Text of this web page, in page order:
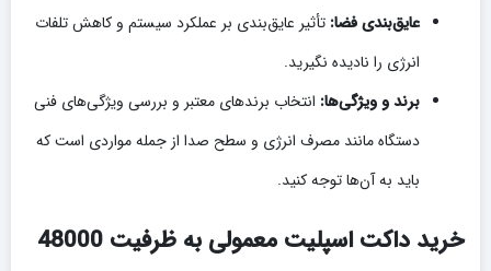
عایق‌بندی فضا: تأثیر عایق‌بندی بر عملکرد سیستم و کاهش تلفات
انرژی را نادیده نگیرید.
برند و ویژگی‌ها: انتخاب برندهای معتبر و بررسی ویژگی‌های فنی
دستگاه مانند مصرف انرژی و سطح صدا از جمله مواردی است که
باید به آن‌ها توجه کنید.
خرید داکت اسپلیت معمولی به ظرفیت 48000